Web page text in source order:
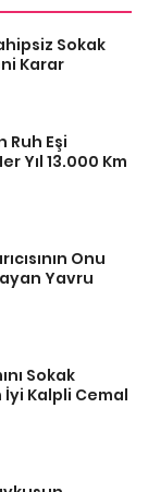
Sokak
Karar
Ruh Eşi
Yıl 13.000 Km
Onu
Yavru
Sokak
Kalpli Cemal